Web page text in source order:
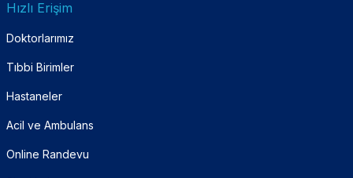
Hızlı Erişim
Doktorlarımız
Tıbbi Birimler
Hastaneler
Acil ve Ambulans
Online Randevu